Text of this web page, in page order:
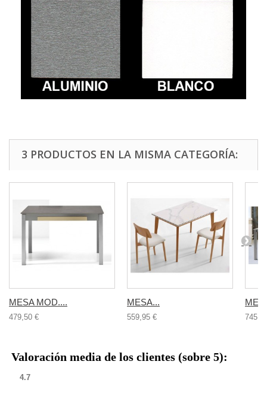
3 PRODUCTOS EN LA MISMA CATEGORÍA:
MESA MOD....
479,50 €
MESA...
559,95 €
Valoración media de los clientes (sobre 5):
4.7